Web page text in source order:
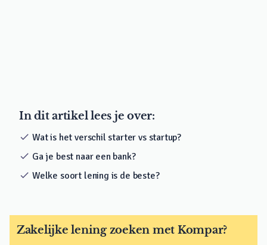
In dit artikel lees je over:
check Wat is het verschil starter vs startup?
check Ga je best naar een bank?
check Welke soort lening is de beste?
Zakelijke lening zoeken met Kompar?